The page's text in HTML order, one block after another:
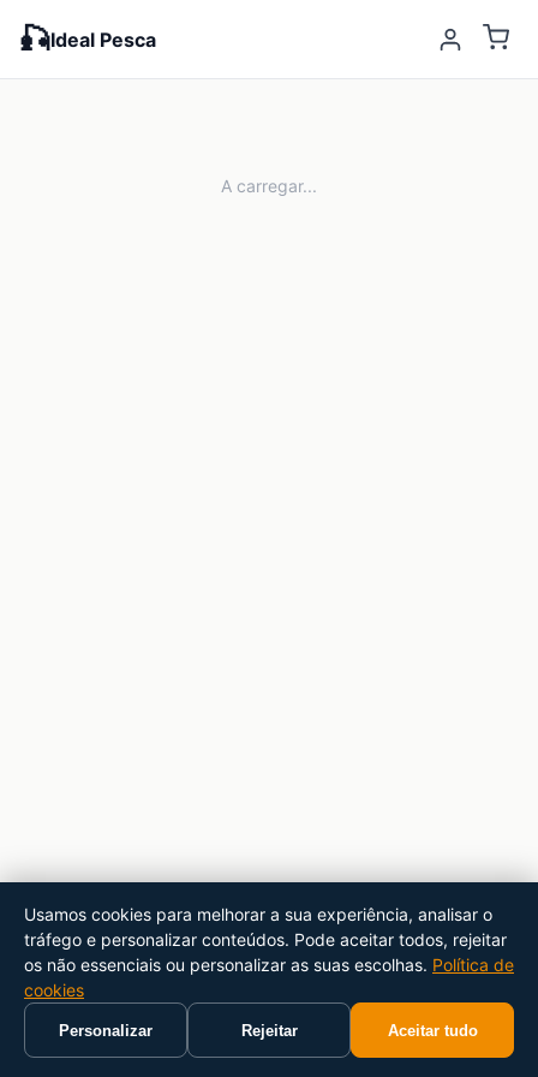
🎣Ideal Pesca
A carregar...
Usamos cookies para melhorar a sua experiência, analisar o
tráfego e personalizar conteúdos. Pode aceitar todos, rejeitar
os não essenciais ou personalizar as suas escolhas. Política de
cookies
Personalizar Rejeitar Aceitar tudo